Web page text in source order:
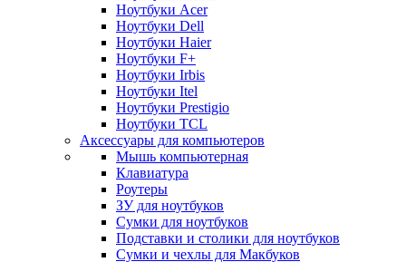
Ноутбуки Acer
Ноутбуки Dell
Ноутбуки Haier
Ноутбуки F+
Ноутбуки Irbis
Ноутбуки Itel
Ноутбуки Prestigio
Ноутбуки TCL
Аксессуары для компьютеров
Мышь компьютерная
Клавиатура
Роутеры
ЗУ для ноутбуков
Сумки для ноутбуков
Подставки и столики для ноутбуков
Сумки и чехлы для Макбуков